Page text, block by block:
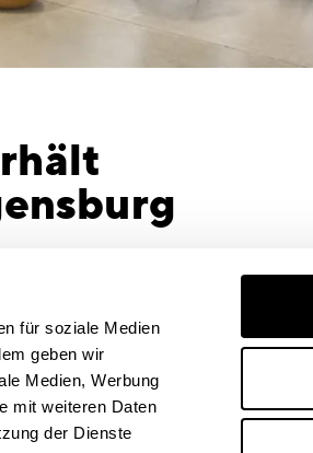
für soziale Medien
geben wir
Medien, Werbung
mit weiteren Daten
der Dienste